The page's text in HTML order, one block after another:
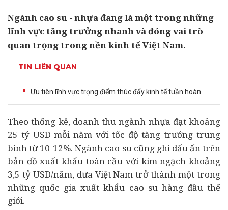
Ngành cao su - nhựa đang là một trong những
lĩnh vực tăng trưởng nhanh và đóng vai trò
quan trọng trong nền kinh tế Việt Nam.
TIN LIÊN QUAN
Ưu tiên lĩnh vực trọng điểm thúc đẩy kinh tế tuần hoàn
Theo thống kê, doanh thu ngành nhựa đạt khoảng
25 tỷ USD mỗi năm với tốc độ tăng trưởng trung
bình từ 10-12%. Ngành cao su cũng ghi dấu ấn trên
bản đồ xuất khẩu toàn cầu với kim ngạch khoảng
3,5 tỷ USD/năm, đưa Việt Nam trở thành một trong
những quốc gia xuất khẩu cao su hàng đầu thế
giới.